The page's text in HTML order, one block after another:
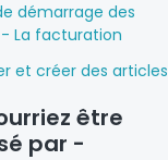
démarrage des
La facturation
et créer des articles
être
par -